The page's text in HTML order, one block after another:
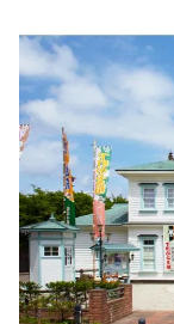
今回